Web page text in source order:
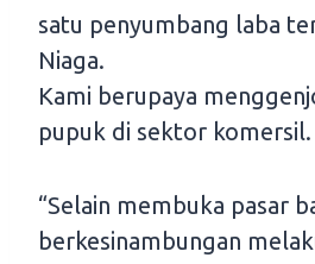
satu penyumbang laba
Niaga.
Kami berupaya
pupuk di sektor komersil.
“Selain membuka pasar
berkesinambungan